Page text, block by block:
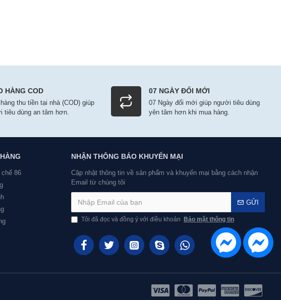
HÀNG COD
thu tiền tại nhà (COD) giúp
tiêu dùng an tâm hơn.
07 NGÀY ĐỔI MỚI
07 Ngày đổi mới giúp người tiêu dùng
yên tâm hơn khi mua hàng.
chế 86
NHẬN THÔNG BÁO KHUYẾN MẠI
Cập nhật thông tin về sản phẩm và khuyến mại bằng cách nhận
Email từ chúng tôi
GỬI
Tôi đã đọc và đồng ý với điều khoản Bảo mật thông tin